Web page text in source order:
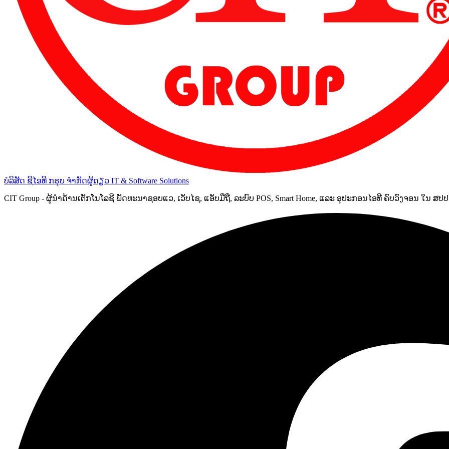
ບໍລິສັດ ຊີໄອທີ ກຣຸບ ຈຳກັດຜູ້ດຽວ IT & Software Solutions
CIT Group - ຜູ້ນຳດ້ານເຕັກໂນໂລຊີ ພັດທະນາຊອບແວ, ເວັບໄຊ, ແອັບມືຖື, ລະບົບ POS, Smart Home, ແລະ ອຸປະກອນໄອທີ ຄົບວົງຈອນ ໃນ ສປ